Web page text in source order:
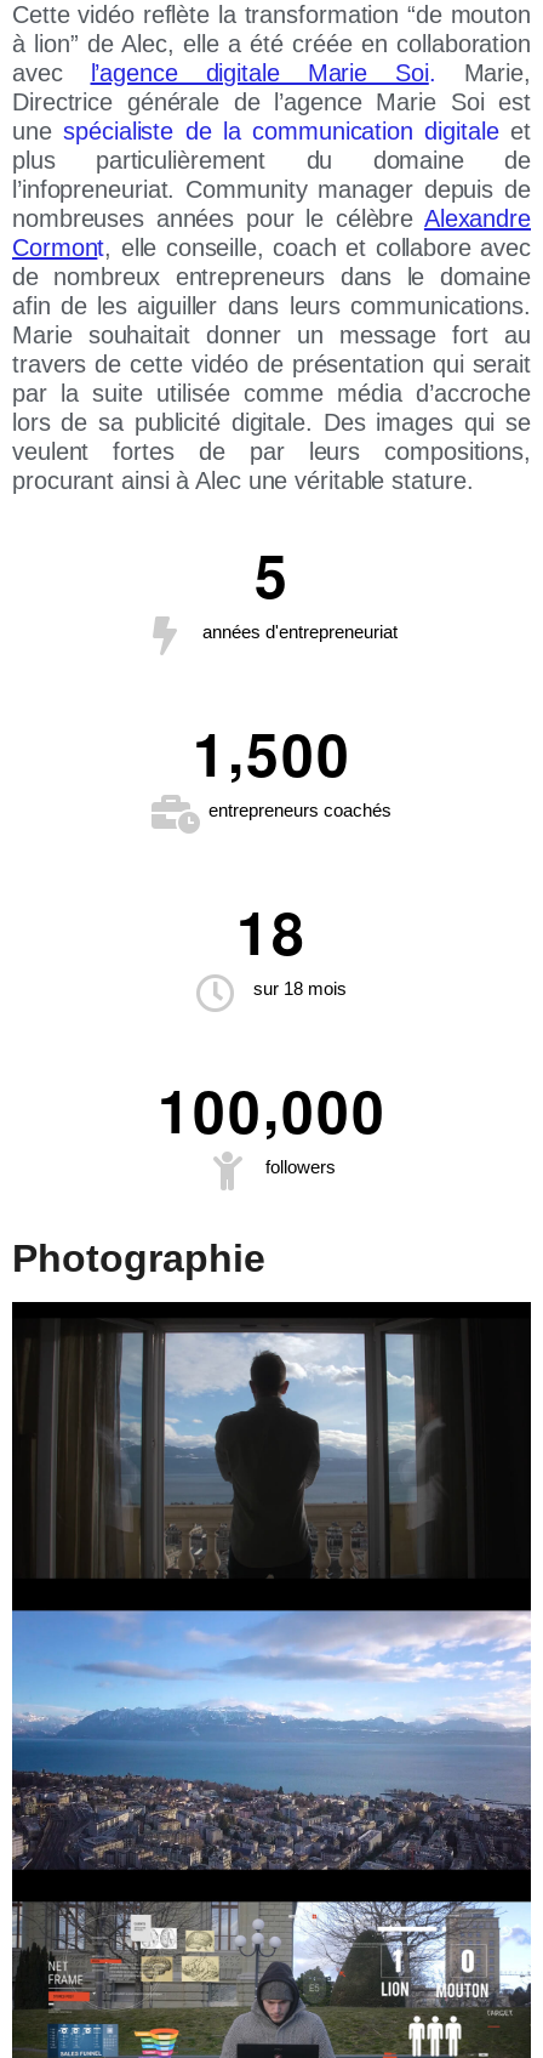
Cette vidéo reflète la transformation “de mouton
à lion” de Alec, elle a été créée en collaboration
avec
l’agence digitale Marie Soi. Marie,
Directrice générale de l’agence Marie Soi est
unespécialiste de la communication digitaleet
plus particulièrement du domaine de
l’infopreneuriat. Community manager depuis de
nombreuses années pour le célèbre Alexandre
Cormont, elle conseille, coach et collabore avec
de nombreux entrepreneurs dans le domaine
afin de les aiguiller dans leurs communications.
Marie souhaitait donner un message fort au
travers de cette vidéo de présentation qui serait
par la suite utilisée comme média d’accroche
lors de sa publicité digitale. Des images qui se
veulent fortes de par leurs compositions,
procurant ainsi à Alec une véritable stature.
5
années d'entrepreneuriat
1,500
entrepreneurs coachés
18
sur 18 mois
100,000
followers
Photographie